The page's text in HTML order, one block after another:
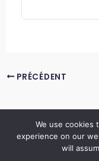
PRÉCÉDENT
Copyright © 2026 LES
We use cookies
experience on our
will